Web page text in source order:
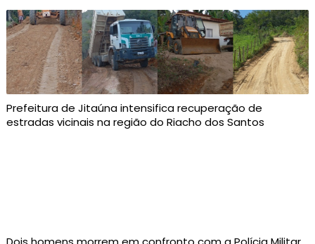
Prefeitura de Jitaúna intensifica recuperação de
estradas vicinais na região do Riacho dos Santos